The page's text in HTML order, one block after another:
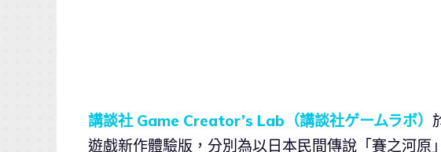
講談社 Game Creator’s Lab（講談社ゲームラボ）
遊戲新作體驗版，分別為以日本民間傳說「賽之河原